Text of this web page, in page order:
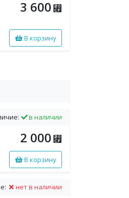
3 600 ⃏
В корзину
в наличии
2 000 ⃏
В корзину
нет в наличии